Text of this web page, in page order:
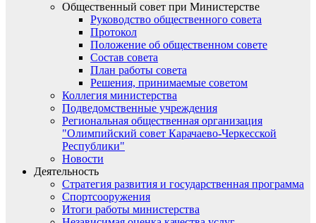
Общественный совет при Министерстве
Руководство общественного совета
Протокол
Положение об общественном совете
Состав совета
План работы совета
Решения, принимаемые советом
Коллегия министерства
Подведомственные учреждения
Региональная общественная организация
"Олимпийский совет Карачаево-Черкесской
Республики"
Новости
Деятельность
Стратегия развития и государственная программа
Спортсооружения
Итоги работы министерства